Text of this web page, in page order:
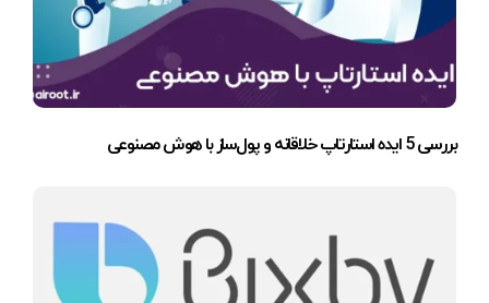
بررسی 5 ایده استارتاپ خلاقانه و پول‌ساز با هوش مصنوعی